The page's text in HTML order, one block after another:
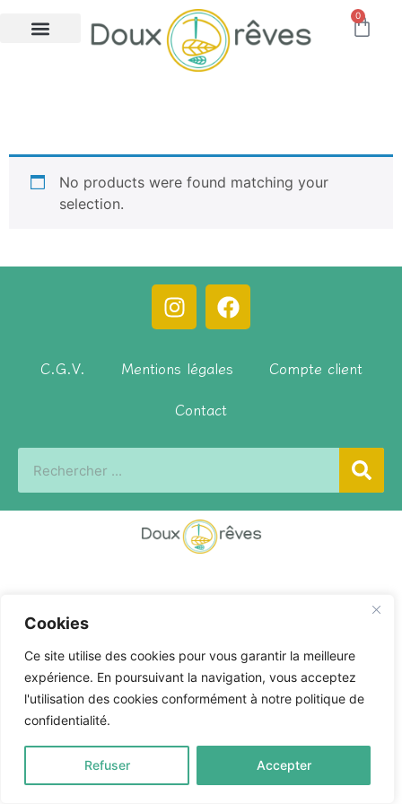
Cookies
Ce site utilise des cookies pour vous garantir la meilleure
expérience. En poursuivant la navigation, vous acceptez
l'utilisation des cookies conformément à notre politique de
confidentialité.
Refuser Accepter
0
carte noel
No products were found matching your
selection.
C.G.V. Mentions légales
Compte client
Contact